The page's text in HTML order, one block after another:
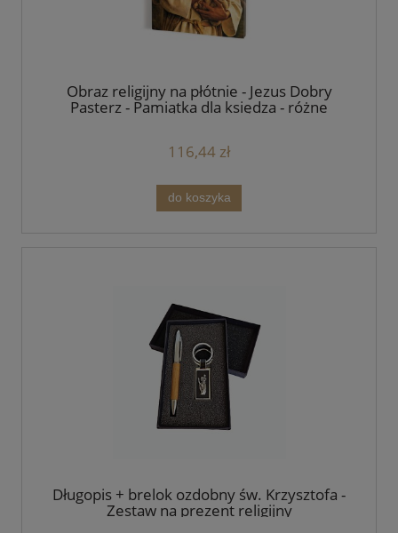
Obraz religijny na płótnie - Jezus Dobry
Pasterz - Pamiątka dla księdza - różne
116,44 zł
do koszyka
Długopis + brelok ozdobny św. Krzysztofa -
Zestaw na prezent religijny